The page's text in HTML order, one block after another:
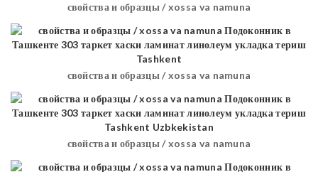
свойства и образцы / xossa va namuna
свойства и образцы / xossa va namuna
свойства и образцы / xossa va namuna